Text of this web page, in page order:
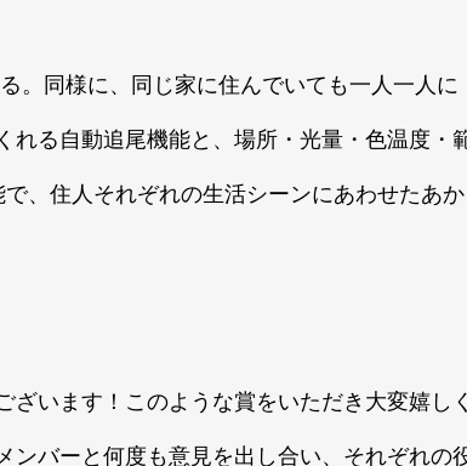
。同様に、同じ家に住んでいても一人一人に
れる自動追尾機能と、場所・光量・色温度・
、住人それぞれの生活シーンにあわせたあか
ざいます！このような賞をいただき大変嬉し
ンバーと何度も意見を出し合い、それぞれの